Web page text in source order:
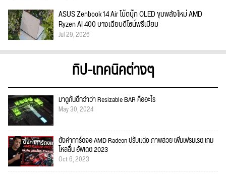
ASUS Zenbook 14 Air โน้ตบุ๊ก OLED ขุมพลังใหม่ AMD
Ryzen AI 400 บางเฉียบดีไซน์พรีเมียม
Jul 29, 2026
ทิป-เทคนิคต่างๆ
มาดูกันดีกว่าว่า Resizable BAR คืออะไร
May 30, 2024
ตั้งค่าการ์ดจอ AMD Radeon ปรับแต่ง ภาพสวย เพิ่มเฟรมเรต เกม
ไหลลื่น อัพเดต 2023
Oct 6, 2023